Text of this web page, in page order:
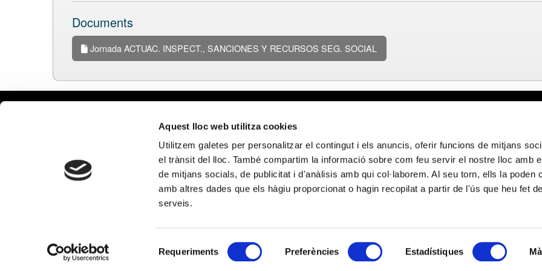
Aquest lloc web utilitza cookies
Utilitzem galetes per personalitzar el contingut i els anuncis, oferir funcions de mitjans
el trànsit del lloc. També compartim la informació sobre com feu servir el nostre lloc amb
de mitjans socials, de publicitat i d'anàlisis amb qui col·laborem. Al seu torn, ells la poden
amb altres dades que els hàgiu proporcionat o hagin recopilat a partir de l'ús que heu fet
serveis.
de
Requeriments Preferències Estadístiques
Documents
Jornada ACTUAC. INSPECT., SANCIONES Y RECURSOS SEG. SOCIAL
Política de privacitat
Política de cookies
Política de privacitat en
xarxes socials
Delegació
Delegació
Delegació
PROGRAMA KIT DIGITAL COFINANÇAT PELS FONS NEXT GENERATION (EU) DEL MECANISME DE